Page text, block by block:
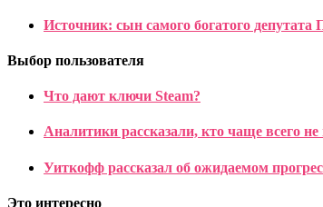
Источник: сын самого богатого депутата
Выбор пользователя
Что дают ключи Steam?
Аналитики рассказали, кто чаще всего
Уиткофф рассказал об ожидаемом
Это интересно